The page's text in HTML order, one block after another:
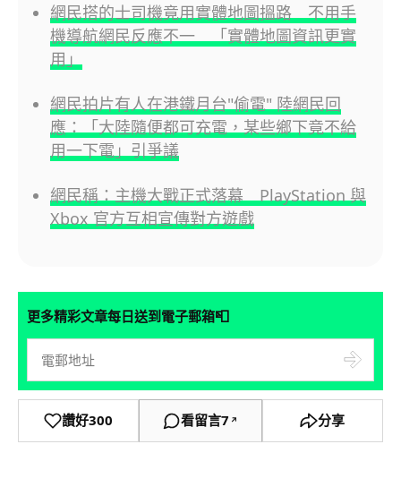
網民搭的士司機竟用實體地圖搵路 不用手
機導航網民反應不一 「實體地圖資訊更實
用」
網民拍片有人在港鐵月台"偷電" 陸網民回
應：「大陸隨便都可充電，某些鄉下竟不給
用一下電」引爭議
網民稱：主機大戰正式落幕 PlayStation 與
Xbox 官方互相宣傳對方遊戲
更多精彩文章每日送到電子郵箱📮
讚好300 看留言7 ↗ 分享